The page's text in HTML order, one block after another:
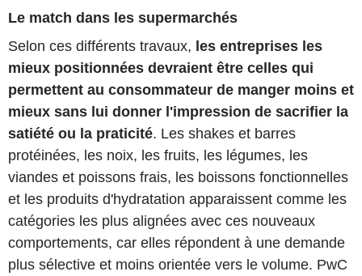
Le match dans les supermarchés
Selon ces différents travaux, les entreprises les
mieux positionnées devraient être celles qui
permettent au consommateur de manger moins et
mieux sans lui donner l'impression de sacrifier la
satiété ou la praticité. Les shakes et barres
protéinées, les noix, les fruits, les légumes, les
viandes et poissons frais, les boissons fonctionnelles
et les produits d'hydratation apparaissent comme les
catégories les plus alignées avec ces nouveaux
comportements, car elles répondent à une demande
plus sélective et moins orientée vers le volume. PwC